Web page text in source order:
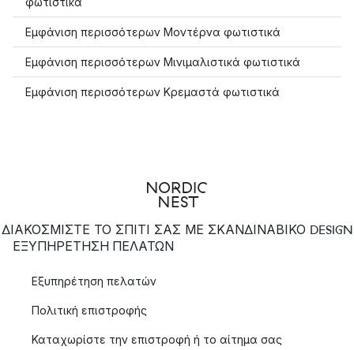
Εμφάνιση περισσότερων Μοντέρνα φωτιστικά
Εμφάνιση περισσότερων Μινιμαλιστικά φωτιστικά
Εμφάνιση περισσότερων Κρεμαστά φωτιστικά
ΔΙΑΚΟΣΜΙΣΤΕ ΤΟ ΣΠΙΤΙ ΣΑΣ ΜΕ ΣΚΑΝΔΙΝΑΒΙΚΟ DESIGN
ΕΞΥΠΗΡΈΤΗΣΗ ΠΕΛΑΤΏΝ
Εξυπηρέτηση πελατών
Πολιτική επιστροφής
Καταχωρίστε την επιστροφή ή το αίτημα σας